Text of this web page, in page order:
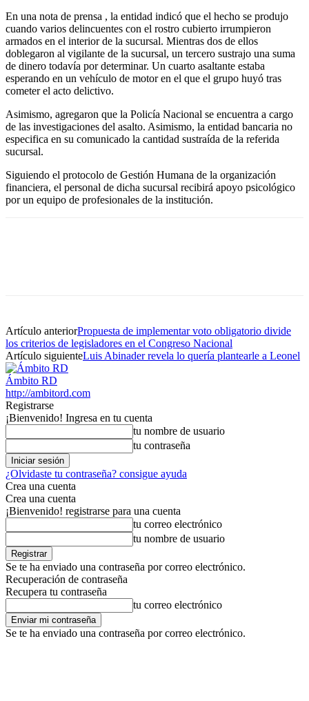
En una nota de prensa , la entidad indicó que el hecho se produjo
cuando varios delincuentes con el rostro cubierto irrumpieron
armados en el interior de la sucursal. Mientras dos de ellos
doblegaron al vigilante de la sucursal, un tercero sustrajo una suma
de dinero todavía por determinar. Un cuarto asaltante estaba
esperando en un vehículo de motor en el que el grupo huyó tras
cometer el acto delictivo.
Asimismo, agregaron que la Policía Nacional se encuentra a cargo
de las investigaciones del asalto. Asimismo, la entidad bancaria no
especifica en su comunicado la cantidad sustraída de la referida
sucursal.
Siguiendo el protocolo de Gestión Humana de la organización
financiera, el personal de dicha sucursal recibirá apoyo psicológico
por un equipo de profesionales de la institución.
Artículo anteriorPropuesta de implementar voto obligatorio divide
los criterios de legisladores en el Congreso Nacional
Artículo siguienteLuis Abinader revela lo quería plantearle a Leonel
Ámbito RD
http://ambitord.com
Registrarse
¡Bienvenido! Ingresa en tu cuenta
tu nombre de usuario
tu contraseña
¿Olvidaste tu contraseña? consigue ayuda
Crea una cuenta
Crea una cuenta
¡Bienvenido! registrarse para una cuenta
tu correo electrónico
tu nombre de usuario
Se te ha enviado una contraseña por correo electrónico.
Recuperación de contraseña
Recupera tu contraseña
tu correo electrónico
Se te ha enviado una contraseña por correo electrónico.